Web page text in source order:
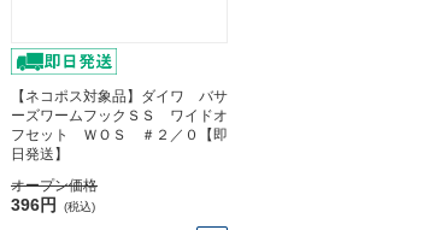
【ネコポス対象品】ダイワ バサ
ーズワームフックＳＳ ワイドオ
フセット ＷＯＳ ＃２／０【即
日発送】
オープン価格
396円 (税込)